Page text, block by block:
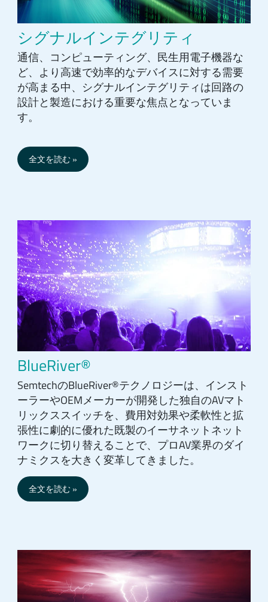
シグナルインテグリティ
通信、コンピューティング、民生用電子機器な
ど、より高速で効率的なデバイスに対する需要
が高まる中、シグナルインテグリティは回路の
設計と製造における重要な焦点となっていま
す。
全文を読む
BlueRiver®
SemtechのBlueRiver®テクノロジーは、インスト
ーラーやOEMメーカーが開発した独自のAVマト
リックススイッチを、費用対効果や柔軟性と拡
張性に劇的に優れた既製のイーサネットネット
ワークに切り替えることで、プロAV業界のダイ
ナミクスを大きく変革してきました。
全文を読む